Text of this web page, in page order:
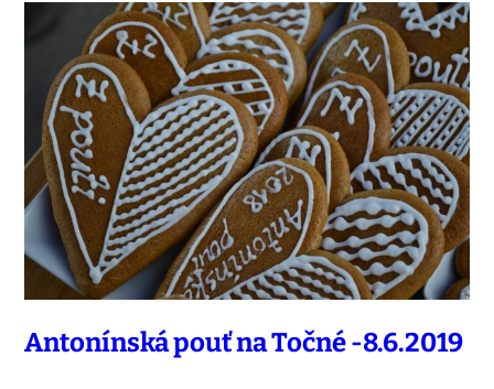
Antonínská pouť na Točné -8.6.2019